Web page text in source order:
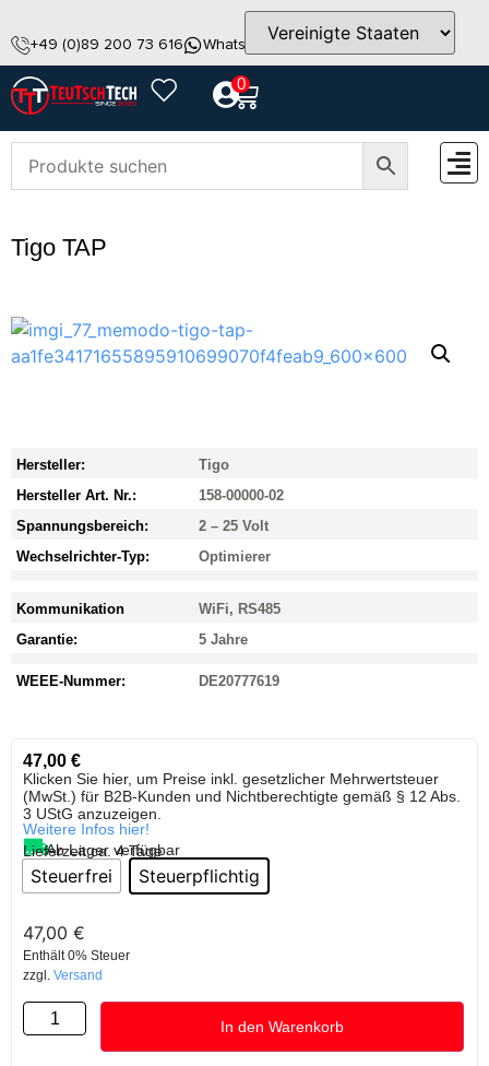
+49 (0)89 200 73 616 WhatsApp info@teutschtech.com
0
Tigo TAP
Hersteller:
Tigo
Hersteller Art. Nr.:
158-00000-02
Spannungsbereich:
2 – 25 Volt
Wechselrichter-Typ:
Optimierer
Kommunikation
WiFi, RS485
Garantie:
5 Jahre
WEEE-Nummer: DE20777619
47,00 €
Klicken Sie hier, um Preise inkl. gesetzlicher Mehrwertsteuer
(MwSt.) für B2B-Kunden und Nichtberechtigte gemäß § 12 Abs.
3 UStG anzuzeigen.
Weitere Infos hier!
Ab Lager verfügbar
Lieferzeit:ca. 4 Tage
Steuerfrei Steuerpflichtig
47,00 €
Enthält 0% Steuer
zzgl. Versand
In den Warenkorb